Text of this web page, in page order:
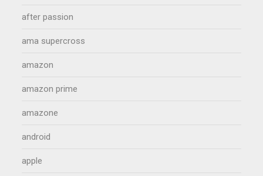
after passion
ama supercross
amazon
amazon prime
amazone
android
apple